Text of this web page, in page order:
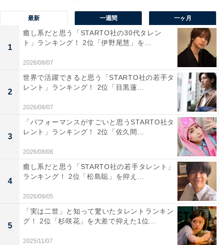
1位：岡田准一（大阪府）
View this post on Instagram
最新 一週間 一ヶ月
1
癒し系だと思う「STARTO社の30代タレン
ト」ランキング！ 2位「伊野尾慧」を...
2026/08/07
2
世界で活躍できると思う「STARTO社の若手タ
レント」ランキング！ 2位「目黒蓮...
2026/08/07
3
「パフォーマンスがすごいと思うSTARTO社タ
レント」ランキング！ 2位「佐久間...
2026/08/06
4
癒し系だと思う「STARTO社の若手タレント」
ランキング！ 2位「松島聡」を抑え...
2026/08/05
5
「実は二世」と知って驚いたタレントランキン
グ！ 2位「杉咲花」を大差で抑えた1位...
2025/11/07